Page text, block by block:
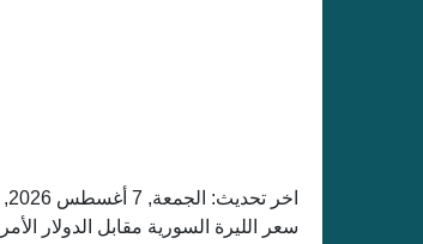
اخر تحديث: الجمعة, 7 أغسطس 2026, 11:25 ص